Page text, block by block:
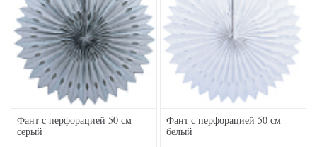
Фант с перфорацией 50 см
серый
Фант с перфорацией 50 см
белый